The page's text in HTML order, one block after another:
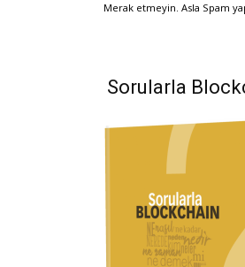
Merak etmeyin. Asla Spam
Sorularla